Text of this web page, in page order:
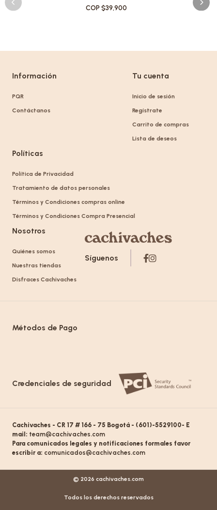
COP $39,900
Información
PQR
Contáctanos
Tu cuenta
Inicio de sesión
Regístrate
Carrito de compras
Lista de deseos
Políticas
Política de Privacidad
Tratamiento de datos personales
Términos y Condiciones compras online
Términos y Condiciones Compra Presencial
Nosotros
Quiénes somos
Nuestras tiendas
Disfraces Cachivaches
Síguenos
Métodos de Pago
Credenciales de seguridad
Cachivaches - CR 17 # 166 - 75 Bogotá - (601)-5529100- E
mail: team@cachivaches.com
Para comunicados legales y notificaciones formales favor
escribir a: comunicados@cachivaches.com
© 2026 cachivaches.com
Todos los derechos reservados